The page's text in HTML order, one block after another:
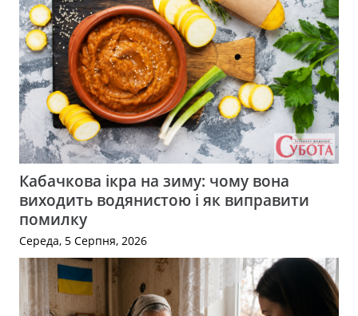
Кабачкова ікра на зиму: чому вона
виходить водянистою і як виправити
помилку
Середа, 5 Серпня, 2026